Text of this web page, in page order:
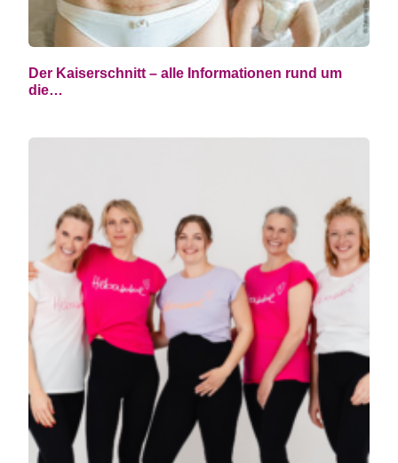
Der Kaiserschnitt – alle Informationen rund um
die…